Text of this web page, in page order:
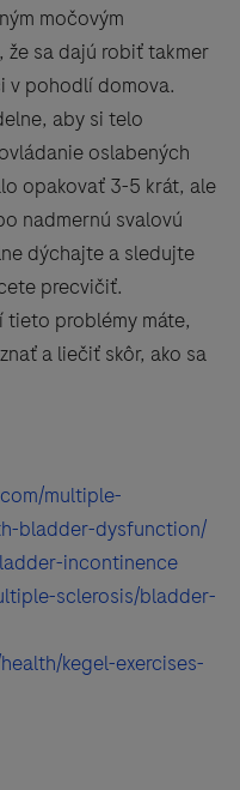
močovým
že sa dajú robiť takmer
v pohodlí domova.
aby si telo
oslabených
opakovať 3-5 krát, ale
nadmernú svalovú
dýchajte a sledujte
precvičiť.
tieto problémy máte,
a liečiť skôr, ako sa
multiple-
bladder-dysfunction/
incontinence
sclerosis/bladder-
kegel-exercises-